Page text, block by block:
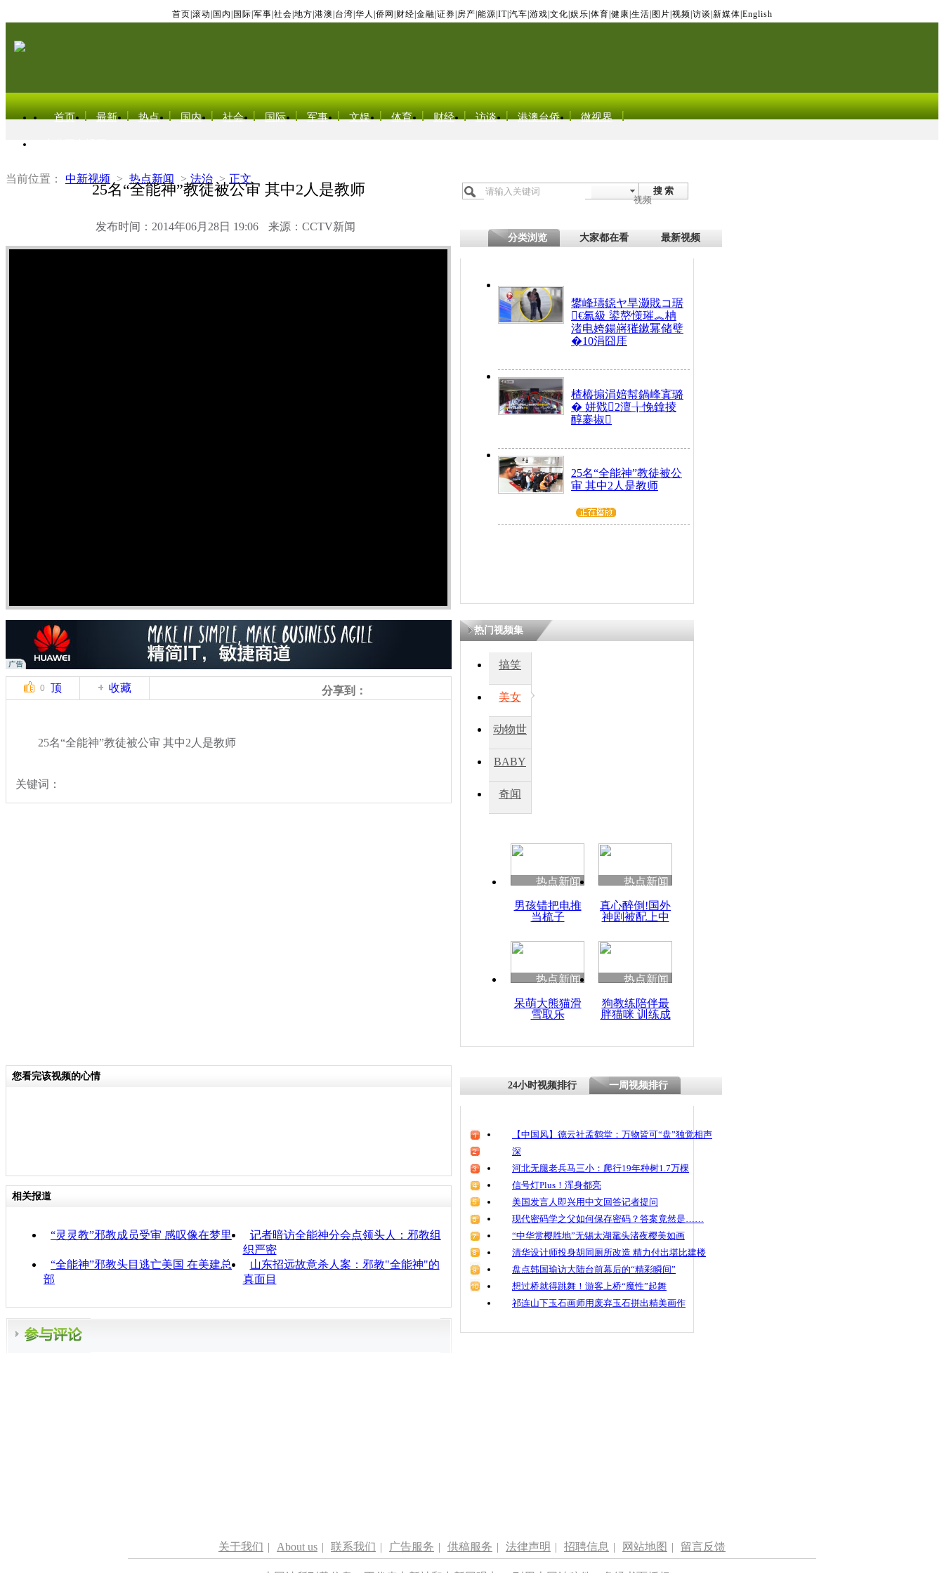
首页 滚动 国内 国际 军事 社会 地方 港澳 台湾 华人 侨网 财经 金融 证券 房产 能源 IT| 汽车 游戏 文化 娱乐 体育 健康 生活 图片 视频 访谈 新媒体 English
首页 最新 热点 国内 社会 国际 军事 文娱 体育 财经 访谈 港澳台侨 微视界
当前位置： 中新视频 > 热点新闻 > 法治 > 正文
25名“全能神”教徒被公审 其中2人是教师
发布时间：2014年06月28日 19:06 来源：CCTV新闻
搜 索
视频
分类浏览 大家都在看 最新视频
鐢峰瓙鐚ヤ旱灏戝コ琚
€氱級 鍙嶅憡璀︽柟
渚电姱鍚嶈獕鏉冪储璧
�10涓囧厓
楂橀搧涓婄幇鍋峰寘璐
� 姘戣2澶╁悗鎿掕
醇褰掓
25名“全能神”教徒被公
审 其中2人是教师
0 顶 收藏 分享到：
25名“全能神”教徒被公审 其中2人是教师
关键词：
热门视频集
搞笑
美女
动物世
BABY
秀
奇闻
热点新闻
男孩错把电推
当梳子
热点新闻
真心醉倒!国外
神剧被配上中
热点新闻
呆萌大熊猫滑
雪取乐
热点新闻
狗教练陪伴最
胖猫咪 训练成
您看完该视频的心情
相关报道
“灵灵教”邪教成员受审 感叹像在梦里
记者暗访全能神分会点领头人：邪教组
织严密
“全能神”邪教头目逃亡美国 在美建总
部
山东招远故意杀人案：邪教"全能神"的
真面目
24小时视频排行 一周视频排行
【中国风】德云社孟鹤堂：万物皆可“盘”独觉相声
深
河北无腿老兵马三小：爬行19年种树1.7万棵
信号灯Plus！浑身都亮
美国发言人即兴用中文回答记者提问
现代密码学之父如何保存密码？答案竟然是……
“中华赏樱胜地”无锡太湖鼋头渚夜樱美如画
清华设计师投身胡同厕所改造 精力付出堪比建楼
盘点韩国瑜访大陆台前幕后的“精彩瞬间”
想过桥就得跳舞！游客上桥“魔性”起舞
祁连山下玉石画师用废弃玉石拼出精美画作
关于我们 | About us | 联系我们 | 广告服务 | 供稿服务 | 法律声明 | 招聘信息 | 网站地图 | 留言反馈